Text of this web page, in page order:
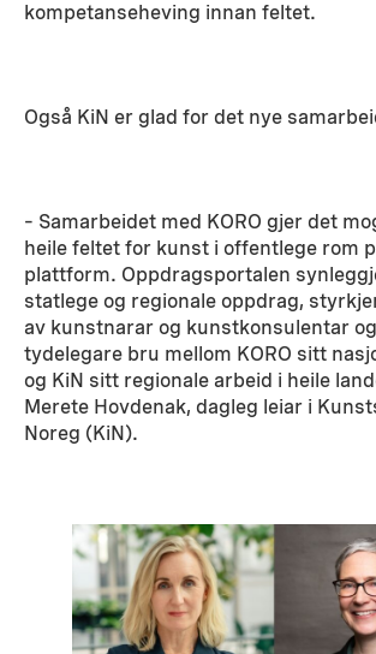
kompetanseheving innan feltet.
Også KiN er glad for det nye
– Samarbeidet med KORO gjer det
heile feltet for kunst i offentlege rom
plattform. Oppdragsportalen
statlege og regionale oppdrag,
av kunstnarar og kunstkonsulentar
tydelegare bru mellom KORO sitt
og KiN sitt regionale arbeid i heile
Merete Hovdenak, dagleg leiar i
Noreg (KiN).